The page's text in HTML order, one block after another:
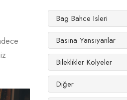
Bag Bahce Isleri
Basına Yansıyanlar
Bileklikler Kolyeler
Diğer